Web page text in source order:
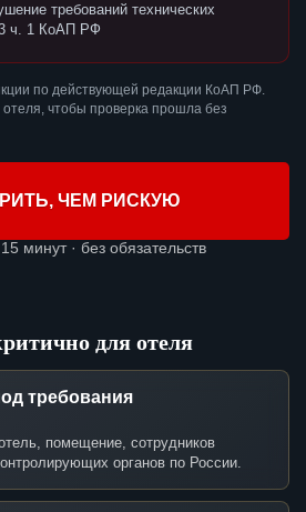
требований технических
ч. 1 КоАП РФ
по действующей редакции КоАП РФ.
чтобы проверка прошла без
ЧЕМ РИСКУЮ
минут · без обязательств
для отеля
требования
помещение, сотрудников
органов по России.